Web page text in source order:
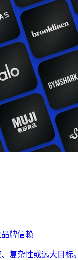
牌信赖
复杂性或远大目标。